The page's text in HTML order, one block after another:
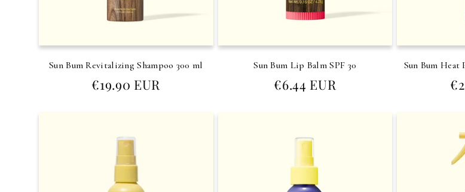
Sun Bum Revitalizing Shampoo 300 ml
Prezzo
di
€19.90 EUR
Sun Bum Lip Balm SPF 30
Prezzo
di
€6.44 EUR
Sun Bum
di